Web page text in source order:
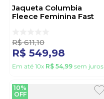
Jaqueta Columbia
Fleece Feminina Fast
R$ 611,10
R$ 549,98
Em até 10x R$ 54,99 sem juros
10%
OFF